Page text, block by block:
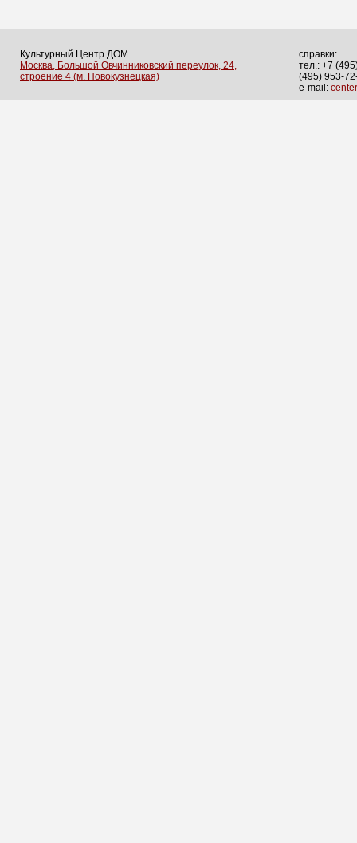
Культурный Центр ДОМ
Москва, Большой Овчинниковский переулок, 24,
строение 4 (м. Новокузнецкая)
справки:
тел.: +7
(495) 953-
e-mail: